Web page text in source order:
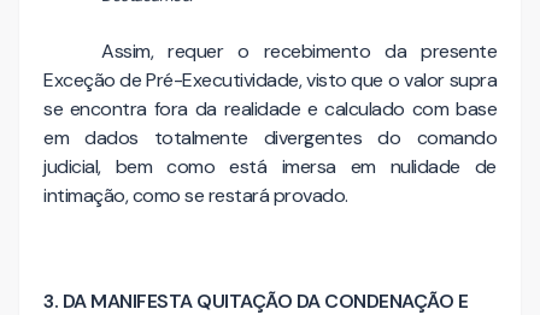
Assim, requer o recebimento da presente
Exceção de Pré-Executividade, visto que o valor supra
se encontra fora da realidade e calculado com base
em dados totalmente divergentes do comando
judicial, bem como está imersa em nulidade de
intimação, como se restará provado.
3. DA MANIFESTA QUITAÇÃO DA CONDENAÇÃO E